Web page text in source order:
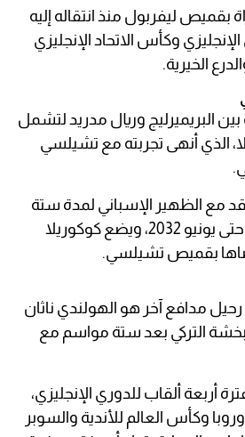
183 مباراة بقميص ليفربول منذ انتقاله إليه
الإنجليزي وكأس الاتحاد الإنجليزي
الخيرية.
البريميرليج وريال مدريد لتشمل
الذي أنهى تجربته مع تشيلسي
مع الظهير الإسباني لمدة ستة
مواسم، ليستمر عقده حتى يونيو 2032، ويضع كوكوريلا
بقميص تشيلسي.
مدافع آخر هو الهولندي ناثان
التركي بعد ستة مواسم مع
أربعة ألقاب للدوري الإنجليزي،
وكأس العالم للأندية والسوبر